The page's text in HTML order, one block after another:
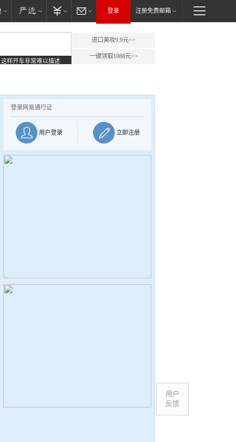
登录 注册免费邮箱
这样开车非常难以描述
进口美妆9.9元>>
一键领取1088元>>
登录网易通行证
用户登录 立即注册
用户
反馈